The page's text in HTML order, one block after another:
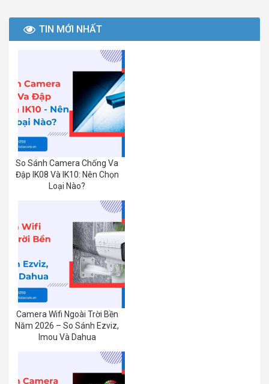
TIN MỚI NHẤT
So Sánh Camera Chống Va
Đập IK08 Và IK10: Nên Chọn
Loại Nào?
Camera Wifi Ngoài Trời Bền
Năm 2026 – So Sánh Ezviz,
Imou Và Dahua